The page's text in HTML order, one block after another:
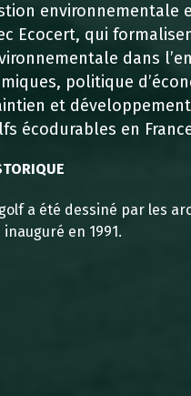
environnementale
Ecocert, qui
dans
politique
et
écodurables en
a été dessiné par les
inauguré en 1991.